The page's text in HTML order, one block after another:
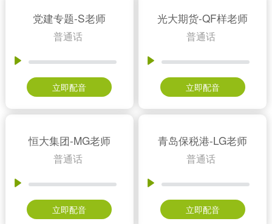
党建专题-S老师
普通话
立即配音
光大期货-QF样老师
普通话
立即配音
恒大集团-MG老师
普通话
立即配音
青岛保税港-LG老师
普通话
立即配音